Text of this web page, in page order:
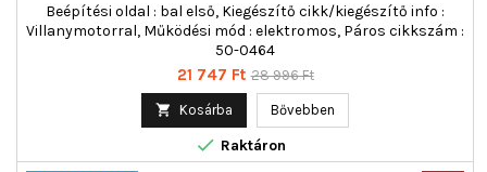
Beépítési oldal : bal első, Kiegészítő cikk/kiegészítő info :
Villanymotorral, Működési mód : elektromos, Páros cikkszám :
50-0464
Ár
21 747 Ft Normál
28 996 Ft
 Kosárba Bővebben
 Raktáron